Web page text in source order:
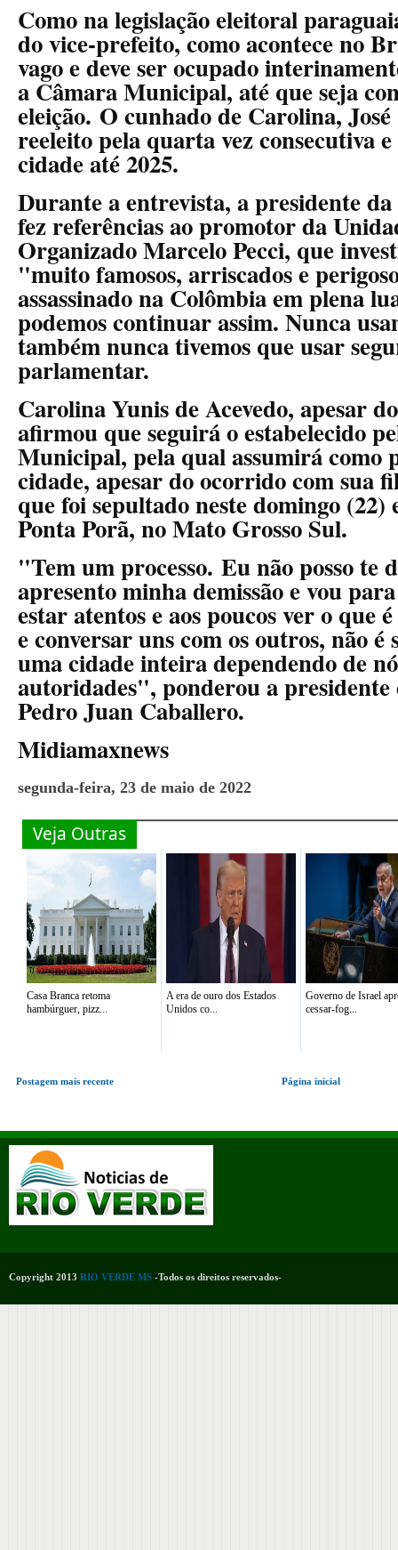
Como na legislação eleitoral
do vice-prefeito, como acontece no
vago e deve ser ocupado
a Câmara Municipal, até que seja
eleição. O cunhado de Carolina,
reeleito pela quarta vez consecutiva
cidade até 2025.
Durante a entrevista, a presidente
fez referências ao promotor da
Organizado Marcelo Pecci, que
"muito famosos, arriscados e
assassinado na Colômbia em plena
podemos continuar assim. Nunca
também nunca tivemos que usar
parlamentar.
Carolina Yunis de Acevedo, apesar
afirmou que seguirá o estabelecido
Municipal, pela qual assumirá como
cidade, apesar do ocorrido com sua
que foi sepultado neste domingo (22)
Ponta Porã, no Mato Grosso Sul.
"Tem um processo. Eu não posso te
apresento minha demissão e vou
estar atentos e aos poucos ver o que
e conversar uns com os outros, não
uma cidade inteira dependendo de
autoridades", ponderou a presidente
Pedro Juan Caballero.
Midiamaxnews
segunda-feira, 23 de maio de 2022
Veja Outras
Casa Branca retoma
hambúrguer, pizz...
A era de ouro dos Estados
Unidos co...
Governo de Israel
cessar-fog...
Postagem mais recente Página inicial
Copyright 2013 RIO VERDE MS -Todos os direitos reservados-